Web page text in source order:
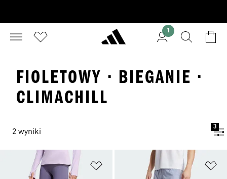
1
FIOLETOWY · BIEGANIE ·
CLIMACHILL
2 wyniki
3
Dodaj do listy życzeń